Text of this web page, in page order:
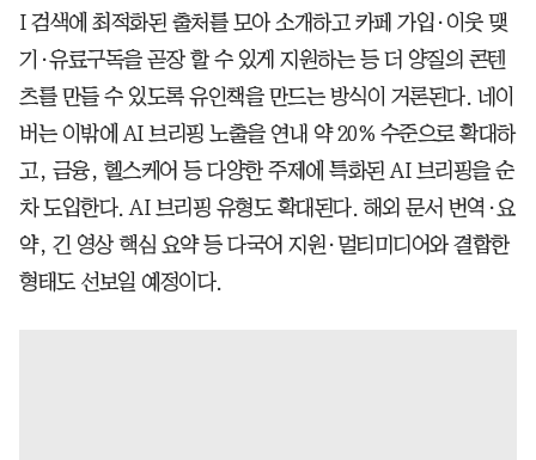
I 검색에 최적화된 출처를 모아 소개하고 카페 가입·이웃 맺
기·유료구독을 곧장 할 수 있게 지원하는 등 더 양질의 콘텐
츠를 만들 수 있도록 유인책을 만드는 방식이 거론된다. 네이
버는 이밖에 AI 브리핑 노출을 연내 약 20% 수준으로 확대하
고, 금융, 헬스케어 등 다양한 주제에 특화된 AI 브리핑을 순
차 도입한다. AI 브리핑 유형도 확대된다. 해외 문서 번역·요
약, 긴 영상 핵심 요약 등 다국어 지원·멀티미디어와 결합한
형태도 선보일 예정이다.